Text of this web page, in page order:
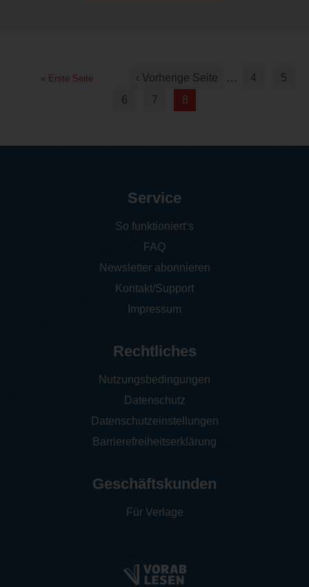
« Erste Seite ‹ Vorherige Seite … 4
5
6
7 8
Service
So funktioniert‘s
FAQ
Newsletter abonnieren
Kontakt/Support
Impressum
Rechtliches
Nutzungsbedingungen
Datenschutz
Datenschutzeinstellungen
Barrierefreiheitserklärung
Geschäftskunden
Für Verlage